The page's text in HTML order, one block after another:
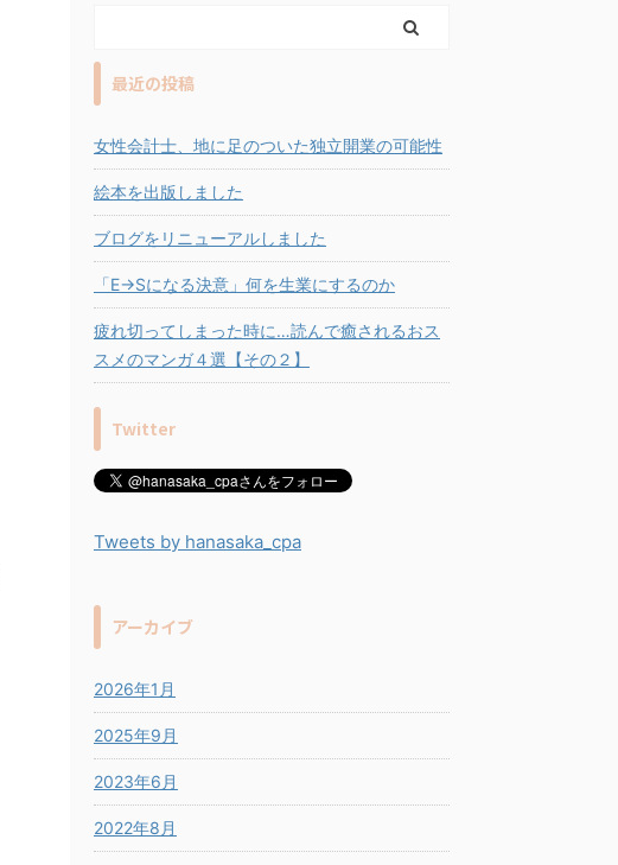
最近の投稿
女性会計士、地に足のついた独立開業の可能性
絵本を出版しました
ブログをリニューアルしました
「E→Sになる決意」何を生業にするのか
疲れ切ってしまった時に…読んで癒されるおス
スメのマンガ４選【その２】
Twitter
Tweets by hanasaka_cpa
アーカイブ
2026年1月
2025年9月
2023年6月
2022年8月